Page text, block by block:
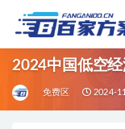
2024中国低空
免费区 2024-